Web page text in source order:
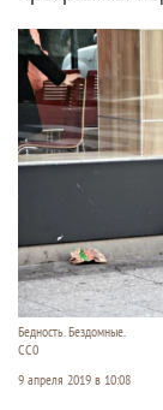
Бедность. Бездомные.
СС0
9 апреля 2019 в 10:08